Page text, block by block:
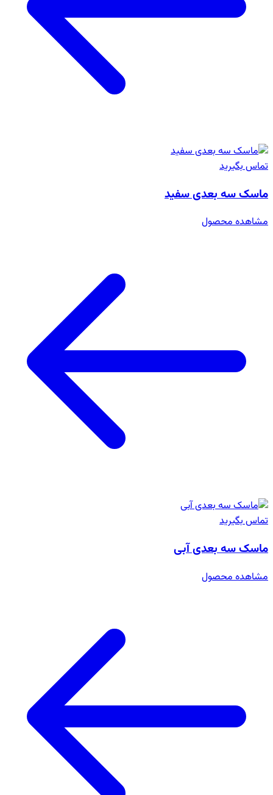
تماس بگیرید
ماسک سه بعدی سفید
مشاهده محصول
تماس بگیرید
ماسک سه بعدی آبی
مشاهده محصول